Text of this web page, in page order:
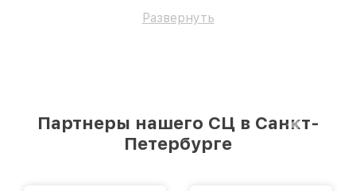
Развернуть
Партнеры нашего СЦ в Санкт-
Петербурге